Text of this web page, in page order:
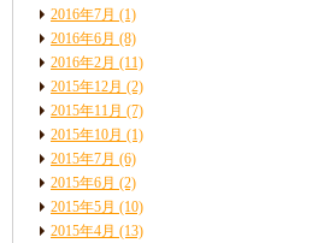
2016年7月 (1)
2016年6月 (8)
2016年2月 (11)
2015年12月 (2)
2015年11月 (7)
2015年10月 (1)
2015年7月 (6)
2015年6月 (2)
2015年5月 (10)
2015年4月 (13)